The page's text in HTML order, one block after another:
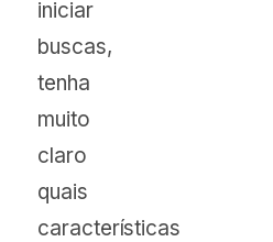
iniciar
buscas,
tenha
muito
claro
quais
características